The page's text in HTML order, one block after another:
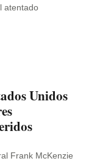
atentado
Unidos
Frank McKenzie